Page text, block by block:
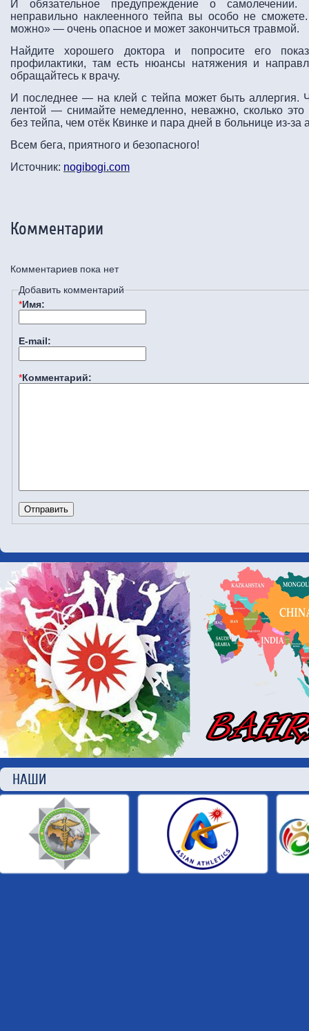
И обязательное предупреждение о
неправильно наклеенного тейпа вы особо не
можно» — очень опасное и может закончиться травмой.
Найдите хорошего доктора и попросите его
профилактики, там есть нюансы натяжения и
обращайтесь к врачу.
И последнее — на клей с тейпа может быть аллергия.
лентой — снимайте немедленно, неважно, сколько
без тейпа, чем отёк Квинке и пара дней в больнице из-за
Всем бега, приятного и безопасного!
Источник: nogibogi.com
Комментарии
Комментариев пока нет
Добавить комментарий
*Имя:
E-mail:
*Комментарий:
НАШИ